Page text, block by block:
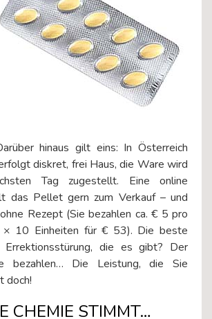
hinaus gilt eins: In Österreich
diskret, frei Haus, die Ware wird
Tag zugestellt. Eine online
das Pellet gern zum Verkauf – und
Rezept (Sie bezahlen ca. € 5 pro
10 Einheiten für € 53). Die beste
Errektionsstürung, die es gibt? Der
bezahlen… Die Leistung, die Sie
doch!
CHEMIE STIMMT…